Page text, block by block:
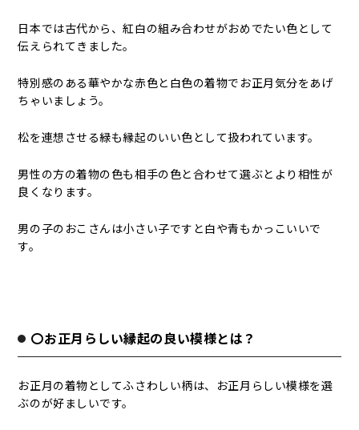
日本では古代から、紅白の組み合わせがおめでたい色として
伝えられてきました。
特別感のある華やかな赤色と白色の着物でお正月気分をあげ
ちゃいましょう。
松を連想させる緑も縁起のいい色として扱われています。
男性の方の着物の色も相手の色と合わせて選ぶとより相性が
良くなります。
男の子のおこさんは小さい子ですと白や青もかっこいいで
す。
〇お正月らしい縁起の良い模様とは？
お正月の着物としてふさわしい柄は、お正月らしい模様を選
ぶのが好ましいです。